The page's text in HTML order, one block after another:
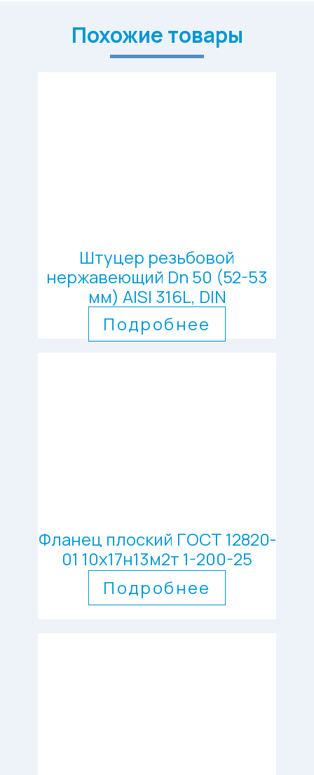
Похожие товары
Штуцер резьбовой
нержавеющий Dn 50 (52-53
мм) AISI 316L, DIN
Подробнее
Фланец плоский ГОСТ 12820-
01 10х17н13м2т 1-200-25
Подробнее